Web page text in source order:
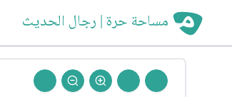
مساحة حرة | رجال الحديث